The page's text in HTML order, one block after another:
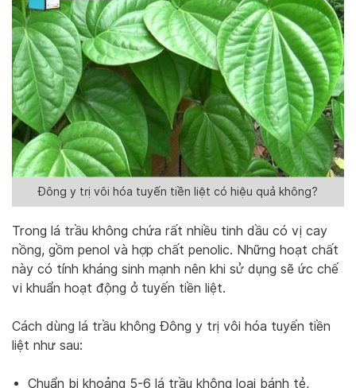
Đông y trị vôi hóa tuyến tiền liệt có hiệu quả không?
Trong lá trầu không chứa rất nhiều tinh dầu có vị cay
nồng, gồm penol và hợp chất penolic. Những hoạt chất
này có tính kháng sinh mạnh nên khi sử dụng sẽ ức chế
vi khuẩn hoạt động ở tuyến tiền liệt.
Cách dùng lá trầu không Đông y trị vôi hóa tuyến tiền
liệt như sau:
Chuẩn bị khoảng 5-6 lá trầu không loại bánh tẻ,